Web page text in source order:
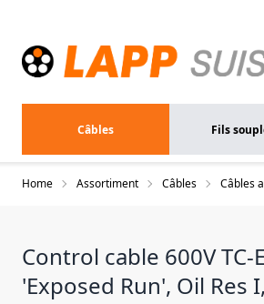
Câbles Fils
Home Assortiment Câbles Câbles
Control cable 600V
'Exposed Run', Oil Res